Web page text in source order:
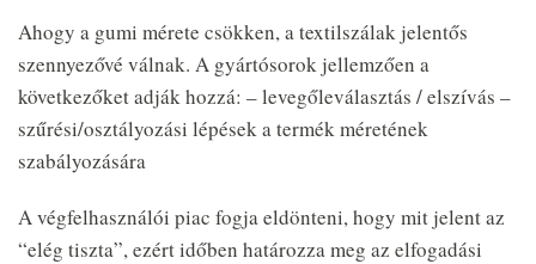
Ahogy a gumi mérete csökken, a textilszálak jelentős
szennyezővé válnak. A gyártósorok jellemzően a
következőket adják hozzá: – levegőleválasztás / elszívás –
szűrési/osztályozási lépések a termék méretének
szabályozására
A végfelhasználói piac fogja eldönteni, hogy mit jelent az
“elég tiszta”, ezért időben határozza meg az elfogadási